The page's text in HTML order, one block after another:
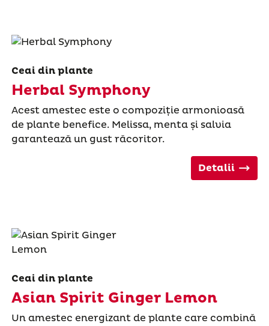
Ceai din plante
Herbal Symphony
Acest amestec este o compoziție armonioasă
de plante benefice. Melissa, menta și salvia
garantează un gust răcoritor.
Detalii
Ceai din plante
Asian Spirit Ginger Lemon
Un amestec energizant de plante care combină